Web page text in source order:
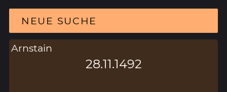
NEUE SUCHE
Arnstain
28.11.1492